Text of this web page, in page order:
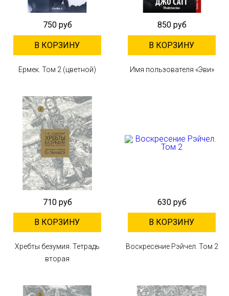
750 руб
В КОРЗИНУ
Ермек. Том 2 (цветной)
850 руб
В КОРЗИНУ
Имя пользователя «Эви»
710 руб
В КОРЗИНУ
Хребты безумия. Тетрадь
вторая
630 руб
В КОРЗИНУ
Воскресение Рэйчел. Том 2